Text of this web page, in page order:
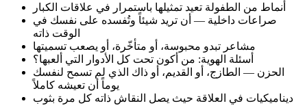
أنماط من الطفولة تعيد تمثيلها باستمرار في علاقات الكبار
صراعات داخلية — أن تريد شيئاً وتُفسده على نفسك في
الوقت ذاته
مشاعر تبدو محبوسة، أو متأخّرة، أو يصعب تسميتها
أسئلة الهوية: من أكون تحت كل الأدوار التي ألعبها؟
الحزن — الطازج، أو القديم، أو ذاك الذي لم تسمح لنفسك
يوماً أن تعيشه كاملاً
ديناميكيات في العلاقة حيث يصل النقاش ذاته كل مرة بثوب